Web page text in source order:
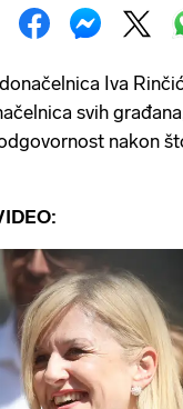
Iva
svih
nakon